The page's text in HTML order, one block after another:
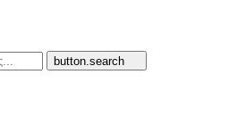
button.search